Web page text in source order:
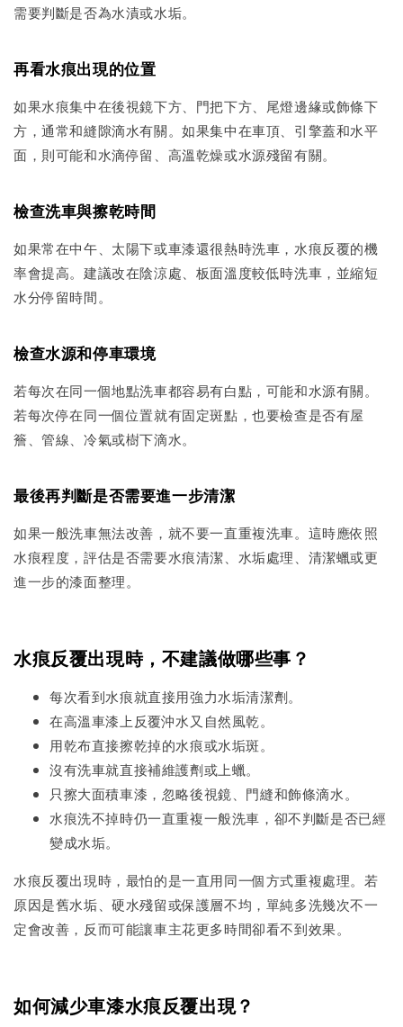
需要判斷是否為水漬或水垢。
再看水痕出現的位置
如果水痕集中在後視鏡下方、門把下方、尾燈邊緣或飾條下
方，通常和縫隙滴水有關。如果集中在車頂、引擎蓋和水平
面，則可能和水滴停留、高溫乾燥或水源殘留有關。
檢查洗車與擦乾時間
如果常在中午、太陽下或車漆還很熱時洗車，水痕反覆的機
率會提高。建議改在陰涼處、板面溫度較低時洗車，並縮短
水分停留時間。
檢查水源和停車環境
若每次在同一個地點洗車都容易有白點，可能和水源有關。
若每次停在同一個位置就有固定斑點，也要檢查是否有屋
簷、管線、冷氣或樹下滴水。
最後再判斷是否需要進一步清潔
如果一般洗車無法改善，就不要一直重複洗車。這時應依照
水痕程度，評估是否需要水痕清潔、水垢處理、清潔蠟或更
進一步的漆面整理。
水痕反覆出現時，不建議做哪些事？
每次看到水痕就直接用強力水垢清潔劑。
在高溫車漆上反覆沖水又自然風乾。
用乾布直接擦乾掉的水痕或水垢斑。
沒有洗車就直接補維護劑或上蠟。
只擦大面積車漆，忽略後視鏡、門縫和飾條滴水。
水痕洗不掉時仍一直重複一般洗車，卻不判斷是否已經
變成水垢。
水痕反覆出現時，最怕的是一直用同一個方式重複處理。若
原因是舊水垢、硬水殘留或保護層不均，單純多洗幾次不一
定會改善，反而可能讓車主花更多時間卻看不到效果。
如何減少車漆水痕反覆出現？